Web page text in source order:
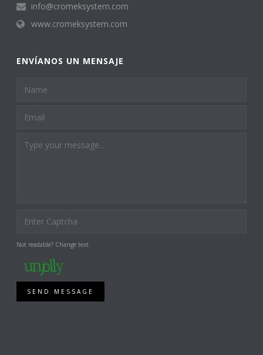
info@cromeksystem.com
www.cromeksystem.com
ENVÍANOS UN MENSAJE
Not readable? Change text.
SEND MESSAGE